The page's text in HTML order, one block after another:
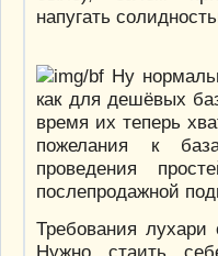
напугать
Ну
как для дешёвых
время их теперь
пожелания к
проведения
послепродажной
Требования
Нужно стаить